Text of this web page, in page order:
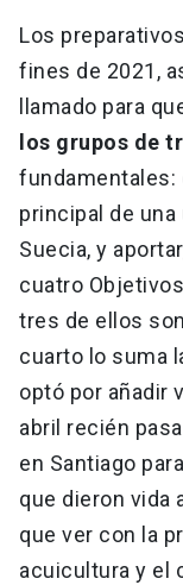
Los
fines de 2021,
llamado para
los grupos de
fundamentales:
principal de
Suecia, y
cuatro
tres de ellos
cuarto lo suma
optó por añadir
abril recién
en Santiago
que dieron vida
que ver con la
acuicultura y el